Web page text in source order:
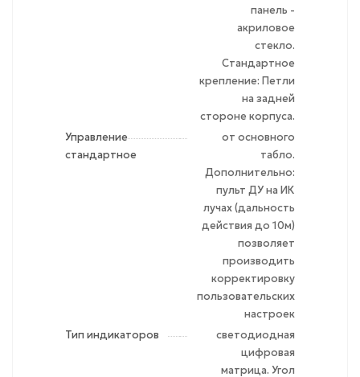
панель -
акриловое
стекло.
Стандартное
крепление: Петли
на задней
стороне корпуса.
Управление
стандартное
от основного
табло.
Дополнительно:
пульт ДУ на ИК
лучах (дальность
действия до 10м)
позволяет
производить
корректировку
пользовательских
настроек
Тип индикаторов
светодиодная
цифровая
матрица. Угол